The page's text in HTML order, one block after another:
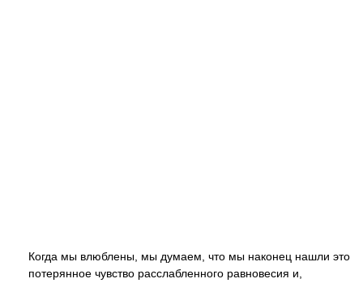
Когда мы влюблены, мы думаем, что мы наконец нашли это
потерянное чувство расслабленного равновесия и,